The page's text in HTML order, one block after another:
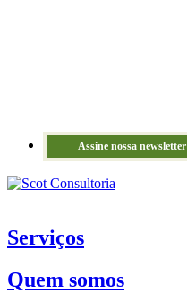
Assine nossa newsletter
Serviços
Quem somos